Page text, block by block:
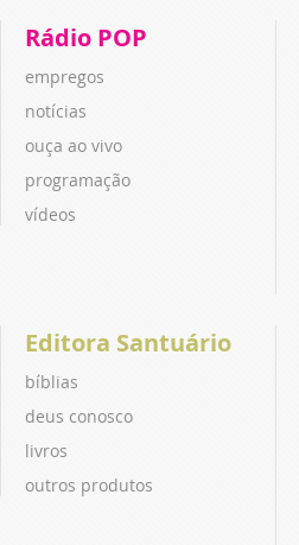
Rádio POP
empregos
notícias
ouça ao vivo
programação
vídeos
Editora Santuário
bíblias
deus conosco
livros
outros produtos